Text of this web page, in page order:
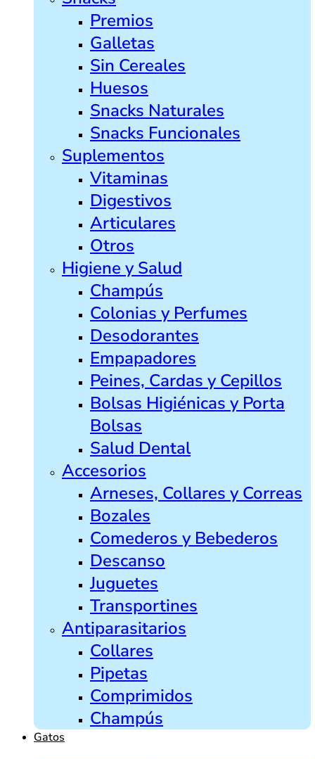
Premios
Galletas
Sin Cereales
Huesos
Snacks Naturales
Snacks Funcionales
Suplementos
Vitaminas
Digestivos
Articulares
Otros
Higiene y Salud
Champús
Colonias y Perfumes
Desodorantes
Empapadores
Peines, Cardas y Cepillos
Bolsas Higiénicas y Porta
Bolsas
Salud Dental
Accesorios
Arneses, Collares y Correas
Bozales
Comederos y Bebederos
Descanso
Juguetes
Transportines
Antiparasitarios
Collares
Pipetas
Comprimidos
Champús
Gatos